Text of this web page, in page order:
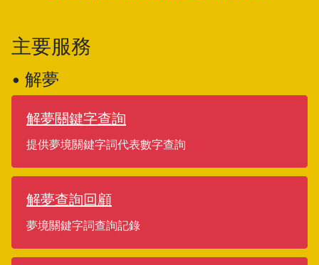
主要服務
• 解夢
解夢關鍵字查詢
提供夢境關鍵字詞代表數字查詢
解夢查詢回顧
夢境關鍵字詞查詢記錄